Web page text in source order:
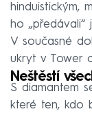
hinduistickým,
ho „předávali“
V současné
ukryt v Tower
Neštěstí
S diamantem
které ten, kdo